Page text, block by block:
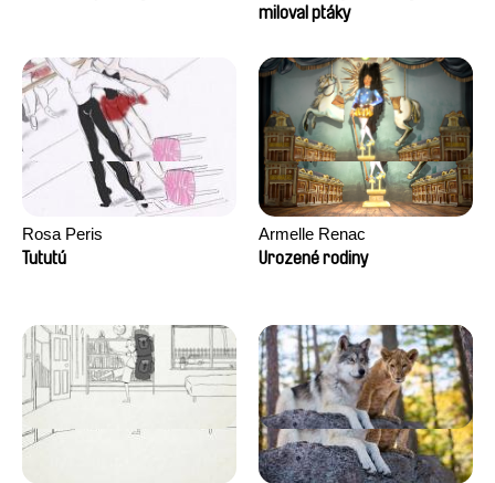
miloval ptáky
Rosa Peris
Tututú
Armelle Renac
Urozené rodiny